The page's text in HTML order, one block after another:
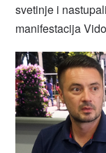
svetinje i
manifestacija